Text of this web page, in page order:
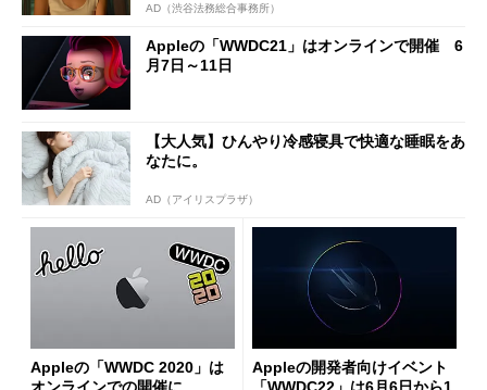
AD（渋谷法務総合事務所）
Appleの「WWDC21」はオンラインで開催 6
月7日～11日
【大人気】ひんやり冷感寝具で快適な睡眠をあ
なたに。
AD（アイリスプラザ）
Appleの「WWDC 2020」は
Appleの開発者向けイベント